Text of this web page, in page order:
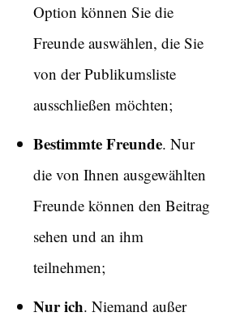
Option können Sie die
Freunde auswählen, die Sie
von der Publikumsliste
ausschließen möchten;
Bestimmte Freunde. Nur
die von Ihnen ausgewählten
Freunde können den Beitrag
sehen und an ihm
teilnehmen;
Nur ich. Niemand außer